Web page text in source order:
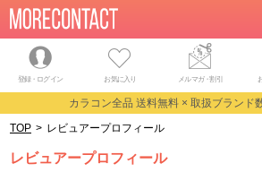
登録・ログイン お気に入り メルマガ・割引
カラコン全品 送料無料 × 取扱ブランド
TOP > レビュアープロフィール
レビュアープロフィール